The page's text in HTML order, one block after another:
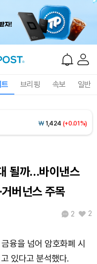
브리핑 속보 일반
₩ 1,424 (+0.01%)
₩ 1,425(-0.01%)
₩ 1,447(-2.66%)
₩ 466.5(+0.13%)
될까…바이낸스
버넌스 주목
2 2
융을 넘어 암호화폐 시
있다고 분석했다.